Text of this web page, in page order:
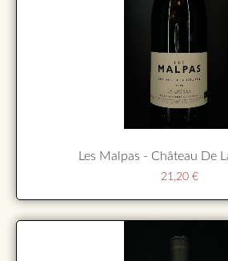
Les Malpas - Château De
21,20 €